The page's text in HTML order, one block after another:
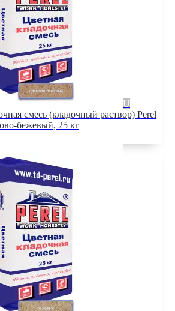
смесь (кладочный раствор) Perel
бежевый, 25 кг